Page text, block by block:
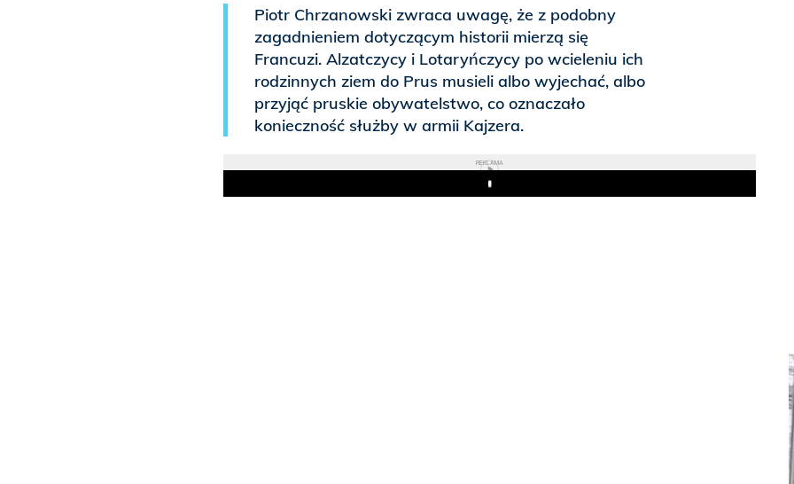
Piotr Chrzanowski zwraca uwagę, że z podobny
zagadnieniem dotyczącym historii mierzą się
Francuzi. Alzatczycy i Lotaryńczycy po wcieleniu ich
rodzinnych ziem do Prus musieli albo wyjechać, albo
przyjąć pruskie obywatelstwo, co oznaczało
konieczność służby w armii Kajzera.
REKLAMA
Play